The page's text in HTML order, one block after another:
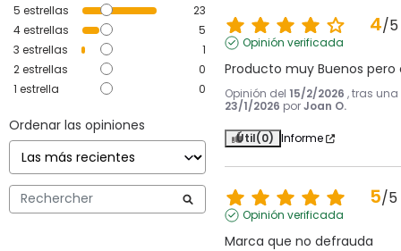
5 estrellas
23
4estrellas
5
3 estrellas
1
2estrellas
0
1 estrella 0
Ordenar las opiniones
4/5
Opinión verificada
Producto muy Buenos pero
Opinión del 15/2/2026 , tras
23/1/2026 porJoan O.
Útil(0) Informe
5/5
Opinión verificada
Marca que no defrauda